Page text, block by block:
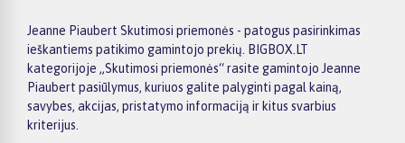
Jeanne Piaubert Skutimosi priemonės - patogus pasirinkimas
ieškantiems patikimo gamintojo prekių. BIGBOX.LT
kategorijoje „Skutimosi priemonės“ rasite gamintojo Jeanne
Piaubert pasiūlymus, kuriuos galite palyginti pagal kainą,
savybes, akcijas, pristatymo informaciją ir kitus svarbius
kriterijus.